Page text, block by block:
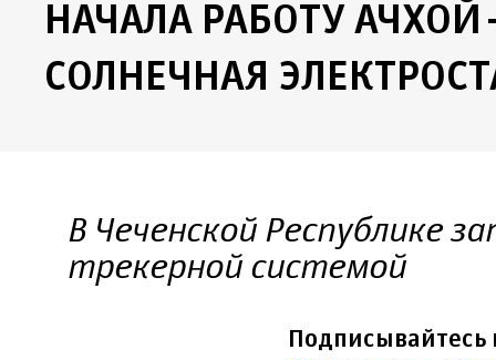
НАЧАЛА РАБОТУ
СОЛНЕЧНАЯ
В Чеченской Республике
трекерной системой